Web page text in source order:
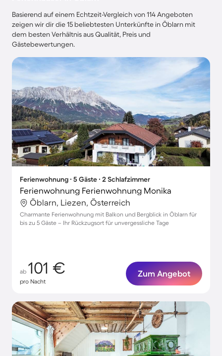
Basierend auf einem Echtzeit-Vergleich von 114 Angeboten
zeigen wir dir die 15 beliebtesten Unterkünfte in Öblarn mit
dem besten Verhältnis aus Qualität, Preis und
Gästebewertungen.
Ferienwohnung ∙ 5 Gäste ∙ 2 Schlafzimmer
Ferienwohnung Ferienwohnung Monika
Öblarn, Liezen, Österreich
Charmante Ferienwohnung mit Balkon und Bergblick in Öblarn für
bis zu 5 Gäste – Ihr Rückzugsort für unvergessliche Tage
ab 101 €
pro Nacht
Zum Angebot